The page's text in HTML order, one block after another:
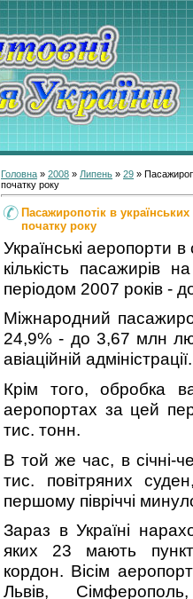
Головна » 2008 » Липень » 29 »
початку року
Пасажиропотік в
початку року
Українські аеропорти
кількість пасажирів
періодом 2007 років -
Міжнародний
24,9% - до 3,67 млн
авіаційній адміністрації.
Крім того, обробка
аеропортах за цей
тис. тонн.
В той же час, в січні-
тис. повітряних
першому півріччі
Зараз в Україні
яких 23 мають
кордон. Вісім
Львів,